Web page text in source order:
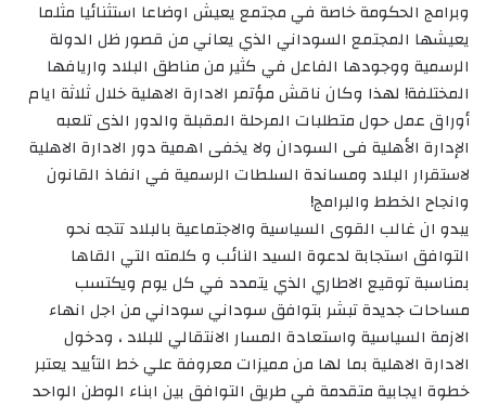
وبرامج الحكومة خاصة في مجتمع يعيش اوضاعا استثنائيا مثلما
يعيشها المجتمع السوداني الذي يعاني من قصور ظل الدولة
الرسمية ووجودها الفاعل في كثير من مناطق البلاد واريافها
المختلفة! لهذا وكان ناقش مؤتمر الادارة الاهلية خلال ثلاثة ايام
أوراق عمل حول متطلبات المرحلة المقبلة والدور الذى تلعبه
الإدارة الأهلية فى السودان ولا يخفى اهمية دور الادارة الاهلية
لاستقرار البلاد ومساندة السلطات الرسمية في انفاذ القانون
وانجاح الخطط والبرامج!
يبدو ان غالب القوى السياسية والاجتماعية بالبلاد تتجه نحو
التوافق استجابة لدعوة السيد النائب و كلمته التي القاها
بمناسبة توقيع الاطاري الذي يتمدد في كل يوم ويكتسب
مساحات جديدة تبشر بتوافق سوداني سوداني من اجل انهاء
الازمة السياسية واستعادة المسار الانتقالي للبلاد ، ودخول
الادارة الاهلية بما لها من مميزات معروفة علي خط التأييد يعتبر
خطوة ايجابية متقدمة في طريق التوافق بين ابناء الوطن الواحد